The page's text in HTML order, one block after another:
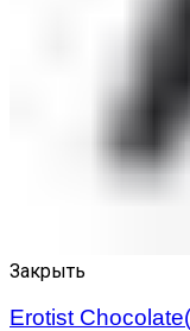
Закрыть
Erotist